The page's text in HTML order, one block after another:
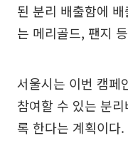
된 분리 배출함에
는 메리골드, 팬지
서울시는 이번 캠페
참여할 수 있는 분
록 한다는 계획이다